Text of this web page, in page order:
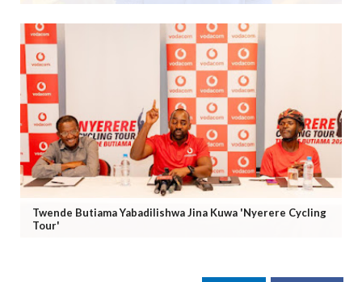
Twende Butiama Yabadilishwa Jina Kuwa 'Nyerere Cycling
Tour'